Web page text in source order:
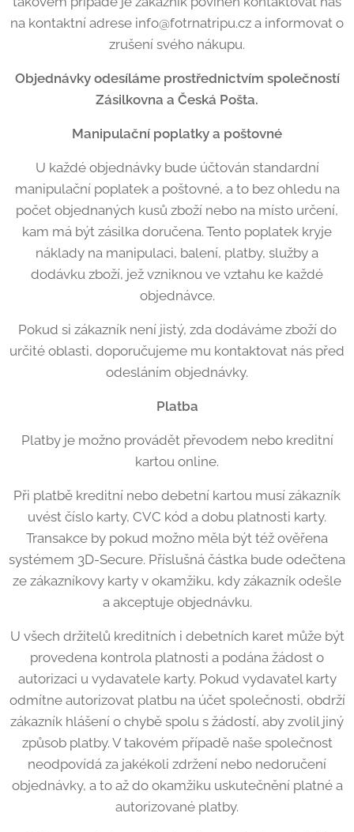
na kontaktní adrese info@fotrnatripu.cz a informovat o
zrušení svého nákupu.
Objednávky odesíláme prostřednictvím společností
Zásilkovna a Česká Pošta.
Manipulační poplatky a poštovné
U každé objednávky bude účtován standardní
manipulační poplatek a poštovné, a to bez ohledu na
počet objednaných kusů zboží nebo na místo určení,
kam má být zásilka doručena. Tento poplatek kryje
náklady na manipulaci, balení, platby, služby a
dodávku zboží, jež vzniknou ve vztahu ke každé
objednávce.
Pokud si zákazník není jistý, zda dodáváme zboží do
určité oblasti, doporučujeme mu kontaktovat nás před
odesláním objednávky.
Platba
Platby je možno provádět převodem nebo kreditní
kartou online.
Při platbě kreditní nebo debetní kartou musí zákazník
uvést číslo karty, CVC kód a dobu platnosti karty.
Transakce by pokud možno měla být též ověřena
systémem 3D-Secure. Příslušná částka bude odečtena
ze zákazníkovy karty v okamžiku, kdy zákazník odešle
a akceptuje objednávku.
U všech držitelů kreditních i debetních karet může být
provedena kontrola platnosti a podána žádost o
autorizaci u vydavatele karty. Pokud vydavatel karty
odmítne autorizovat platbu na účet společnosti, obdrží
zákazník hlášení o chybě spolu s žádostí, aby zvolil jiný
způsob platby. V takovém případě naše společnost
neodpovídá za jakékoli zdržení nebo nedoručení
objednávky, a to až do okamžiku uskutečnění platné a
autorizované platby.